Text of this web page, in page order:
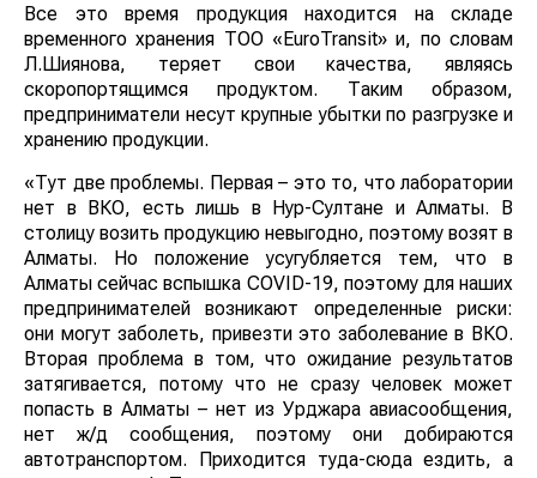
Все это время продукция находится на складе
временного хранения ТОО «EuroTransit» и, по словам
Л.Шиянова, теряет свои качества, являясь
скоропортящимся продуктом. Таким образом,
предприниматели несут крупные убытки по разгрузке и
хранению продукции.
«Тут две проблемы. Первая – это то, что лаборатории
нет в ВКО, есть лишь в Нур-Султане и Алматы. В
столицу возить продукцию невыгодно, поэтому возят в
Алматы. Но положение усугубляется тем, что в
Алматы сейчас вспышка COVID-19, поэтому для наших
предпринимателей возникают определенные риски:
они могут заболеть, привезти это заболевание в ВКО.
Вторая проблема в том, что ожидание результатов
затягивается, потому что не сразу человек может
попасть в Алматы – нет из Урджара авиасообщения,
нет ж/д сообщения, поэтому они добираются
автотранспортом. Приходится туда-сюда ездить, а